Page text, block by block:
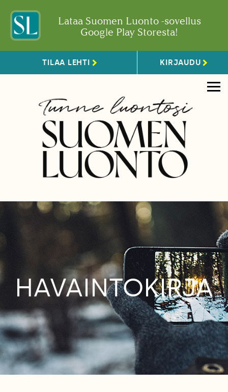
Lataa Suomen Luonto -sovellus
Google Play Storesta!
TILAA LEHTI KIRJAUDU
HAVAINTOKIRJA